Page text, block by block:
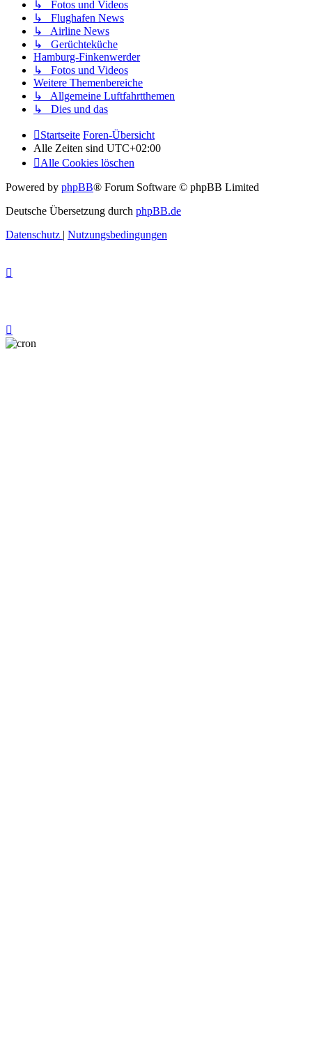
↳ Fotos und Videos
↳ Flughafen News
↳ Airline News
↳ Gerüchteküche
Hamburg-Finkenwerder
↳ Fotos und Videos
Weitere Themenbereiche
↳ Allgemeine Luftfahrtthemen
↳ Dies und das
Startseite Foren-Übersicht
Alle Zeiten sind UTC+02:00
Alle Cookies löschen
Powered by phpBB® Forum Software © phpBB Limited
Deutsche Übersetzung durch phpBB.de
Datenschutz | Nutzungsbedingungen